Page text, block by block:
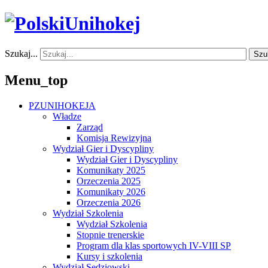
Szukaj...
Menu_top
PZUNIHOKEJA
Władze
Zarząd
Komisja Rewizyjna
Wydział Gier i Dyscypliny
Wydział Gier i Dyscypliny
Komunikaty 2025
Orzeczenia 2025
Komunikaty 2026
Orzeczenia 2026
Wydział Szkolenia
Wydział Szkolenia
Stopnie trenerskie
Program dla klas sportowych IV-VIII SP
Kursy i szkolenia